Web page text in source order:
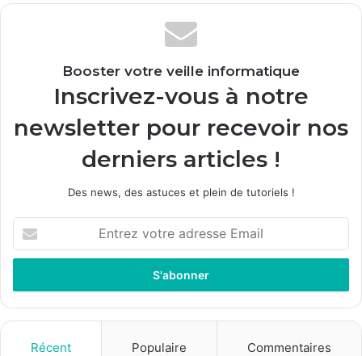
Booster votre veille informatique
Inscrivez-vous à notre
newsletter pour recevoir nos
derniers articles !
Des news, des astuces et plein de tutoriels !
t
e
z
Récent Populaire Commentaires